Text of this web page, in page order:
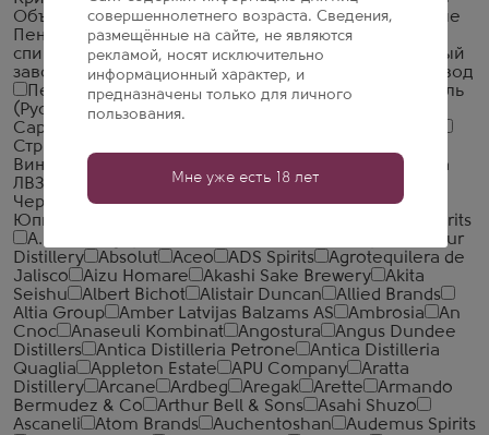
Объединенная Водочная Компания
Объединенные
Пензенские Водочные Заводы
Озерский
спиртоводочный завод (ОСВЗ)
ООО ССБ
Опытный
завод НИВА
Первомайский
Первый Купажный Завод
Пермалко
Радамир Родник и К
Русский Алкоголь
(Руст Россия)
Русский Север
Саранский ЛВЗ
Стрижамент
Винокуренный Завод 1911
Фортуна
ЛВЗ
Чандари
Чебоксарский ЛВЗ
Черный знахарь
Шаумян-Вин
Шуйская водка
Юпитер Инкорпорейтед
327 Spirits
A. de Fussigny
Aberlour
Distillery
Absolut Aceo ADS Spirits
Agrotequilera de
Jalisco
Aizu Homare Akashi Sake Brewery
Akita
Seishu
Albert Bichot Alistair Duncan
Allied Brands
Altia Group
Amber Latvijas Balzams AS Ambrosia
An
Cnoc
Anaseuli Kombinat Angostura
Angus Dundee
Distillers
Antica Distilleria Petrone
Antica Distilleria
Quaglia
Appleton Estate APU Company
Aratta
Distillery
Arcane Ardbeg Aregak Arette
Armando
Bermudez & Co
Arthur Bell & Sons
Asahi Shuzo
Ascaneli
Atom Brands Auchentoshan
Audemus Spirits
совершеннолетнего возраста. Сведения,
размещённые на сайте, не являются
рекламой, носят исключительно
информационный характер, и
предназначены только для личного
пользования.
Мне уже есть 18 лет